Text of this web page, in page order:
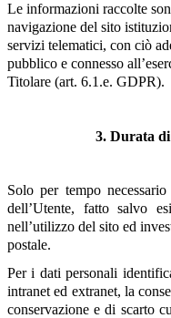
Le informazioni raccolte
navigazione del sito
servizi telematici, con ciò
pubblico e connesso
Titolare (art. 6.1.e. GDPR).
3. Durata
Solo per tempo
dell’Utente, fatto salvo
nell’utilizzo del sito ed
postale.
Per i dati personali
intranet ed extranet, la
conservazione e di scarto